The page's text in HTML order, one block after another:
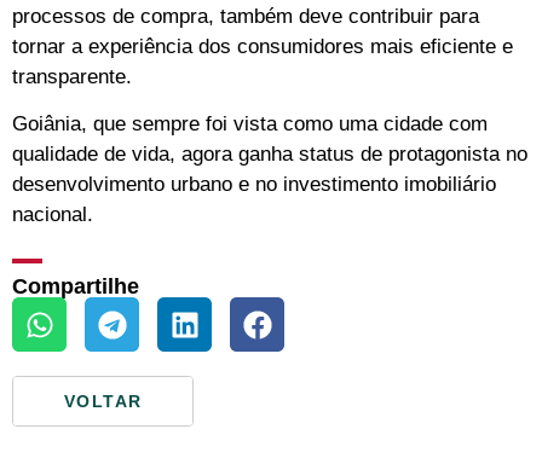
processos de compra, também deve contribuir para
tornar a experiência dos consumidores mais eficiente e
transparente.
Goiânia, que sempre foi vista como uma cidade com
qualidade de vida, agora ganha status de protagonista no
desenvolvimento urbano e no investimento imobiliário
nacional.
Compartilhe
VOLTAR